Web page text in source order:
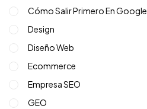
Cómo Salir Primero En Google
Design
Diseño Web
Ecommerce
Empresa SEO
GEO